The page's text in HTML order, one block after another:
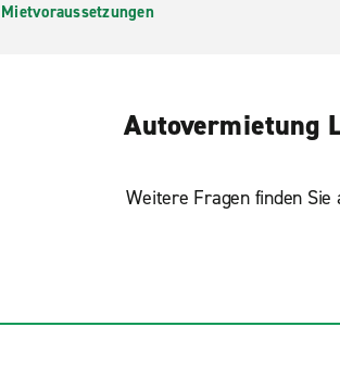
Mietvoraussetzungen
Autovermietung
Weitere Fragen finden Sie